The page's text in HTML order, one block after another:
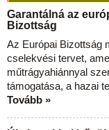
Garantálná az
Bizottság
Az Európai Bizottság
cselekvési tervet,
műtrágyahiánnyal
támogatása, a hazai
Tovább »